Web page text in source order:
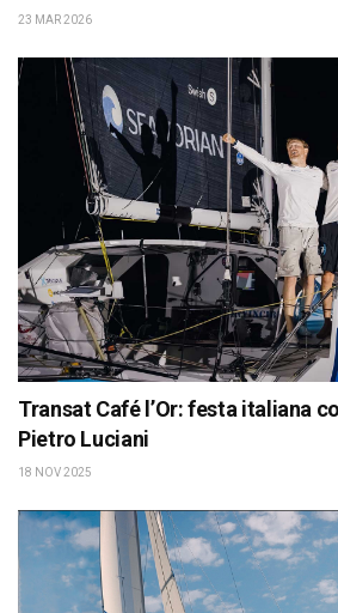
23 MAR 2026
Transat Café l’Or: festa italiana
Pietro Luciani
18 NOV 2025